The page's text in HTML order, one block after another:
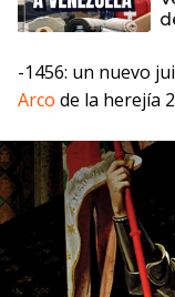
-1456: un nuevo
Arco de la herejía